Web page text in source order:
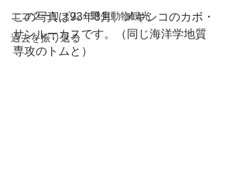
エコツーリズム・野生動物観光
過去を振り返る
この写真は93年8月、メキシコのカボ・
サンルーカスです。（同じ海洋学地質
専攻のトムと）